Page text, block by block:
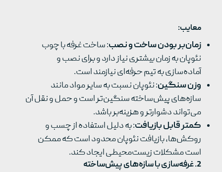
معایب:
زمان‌بر بودن ساخت و نصب: ساخت غرفه با چوب
نئوپان به زمان بیشتری نیاز دارد و برای نصب و
آماده‌سازی به تیم حرفه‌ای نیازمند است.
وزن سنگین: نئوپان نسبت به سایر مواد مانند
سازه‌های پیش‌ساخته سنگین‌تر است و حمل و نقل آن
می‌تواند دشوارتر و هزینه‌بر باشد.
کمتر قابل بازیافت: به دلیل استفاده از چسب و
روکش‌ها، بازیافت نئوپان محدود است که ممکن
است مشکلات زیست‌محیطی ایجاد کند.
2. غرفه‌سازی با سازه‌های پیش‌ساخته